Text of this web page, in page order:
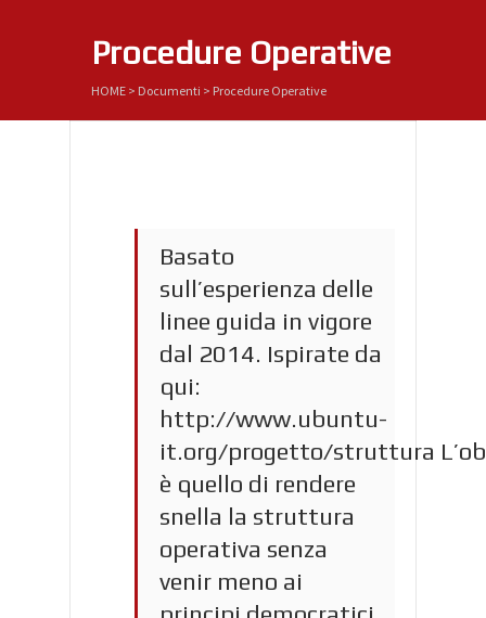
Procedure Operative
HOME > Documenti > Procedure Operative
Basato
sull’esperienza delle
linee guida in vigore
dal 2014. Ispirate da
qui:
http://www.ubuntu-
it.org/progetto/struttura
è quello di rendere
snella la struttura
operativa senza
venir meno ai